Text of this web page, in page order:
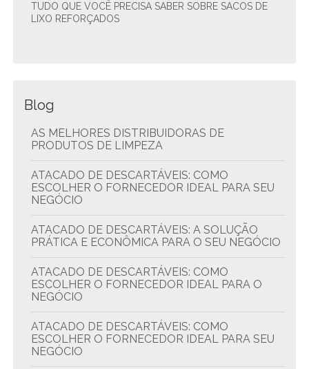
TUDO QUE VOCÊ PRECISA SABER SOBRE SACOS DE
LIXO REFORÇADOS
Blog
AS MELHORES DISTRIBUIDORAS DE
PRODUTOS DE LIMPEZA
ATACADO DE DESCARTÁVEIS: COMO
ESCOLHER O FORNECEDOR IDEAL PARA SEU
NEGÓCIO
ATACADO DE DESCARTÁVEIS: A SOLUÇÃO
PRÁTICA E ECONÔMICA PARA O SEU NEGÓCIO
ATACADO DE DESCARTÁVEIS: COMO
ESCOLHER O FORNECEDOR IDEAL PARA O
NEGÓCIO
ATACADO DE DESCARTÁVEIS: COMO
ESCOLHER O FORNECEDOR IDEAL PARA SEU
NEGÓCIO